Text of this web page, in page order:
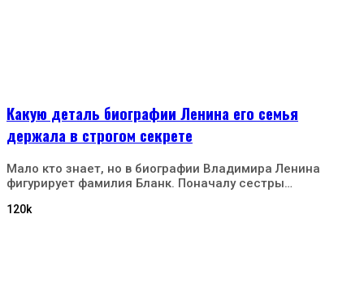
Какую деталь биографии Ленина его семья
держала в строгом секрете
Мало кто знает, но в биографии Владимира Ленина
фигурирует фамилия Бланк. Поначалу сестры…
120k